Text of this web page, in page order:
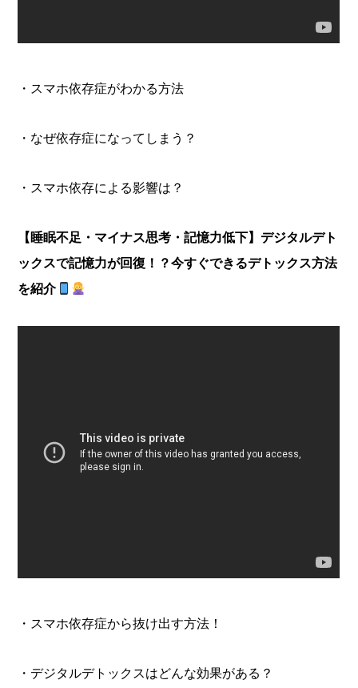
・スマホ依存症がわかる方法
・なぜ依存症になってしまう？
・スマホ依存による影響は？
【睡眠不足・マイナス思考・記憶力低下】デジタルデト
ックスで記憶力が回復！？今すぐできるデトックス方法
を紹介
・スマホ依存症から抜け出す方法！
・デジタルデトックスはどんな効果がある？